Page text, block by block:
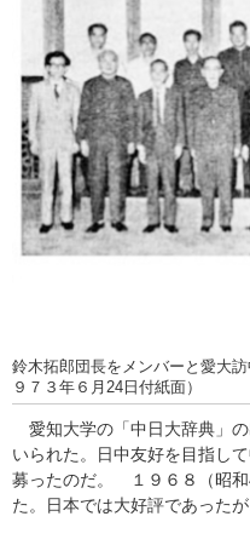
鈴木拓郎団長をメンバーと愛大
９７３年６月24日付紙面）
愛知大学の「中日大辞典」
いられた。日中友好を目指し
募ったのだ。 １９６８（昭
た。日本では大好評であった